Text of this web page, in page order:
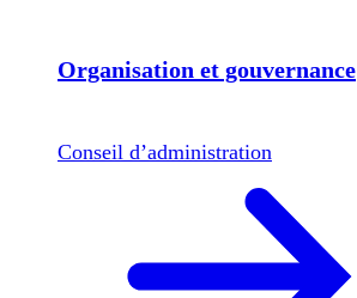
Organisation et gouvernance
Conseil d’administration